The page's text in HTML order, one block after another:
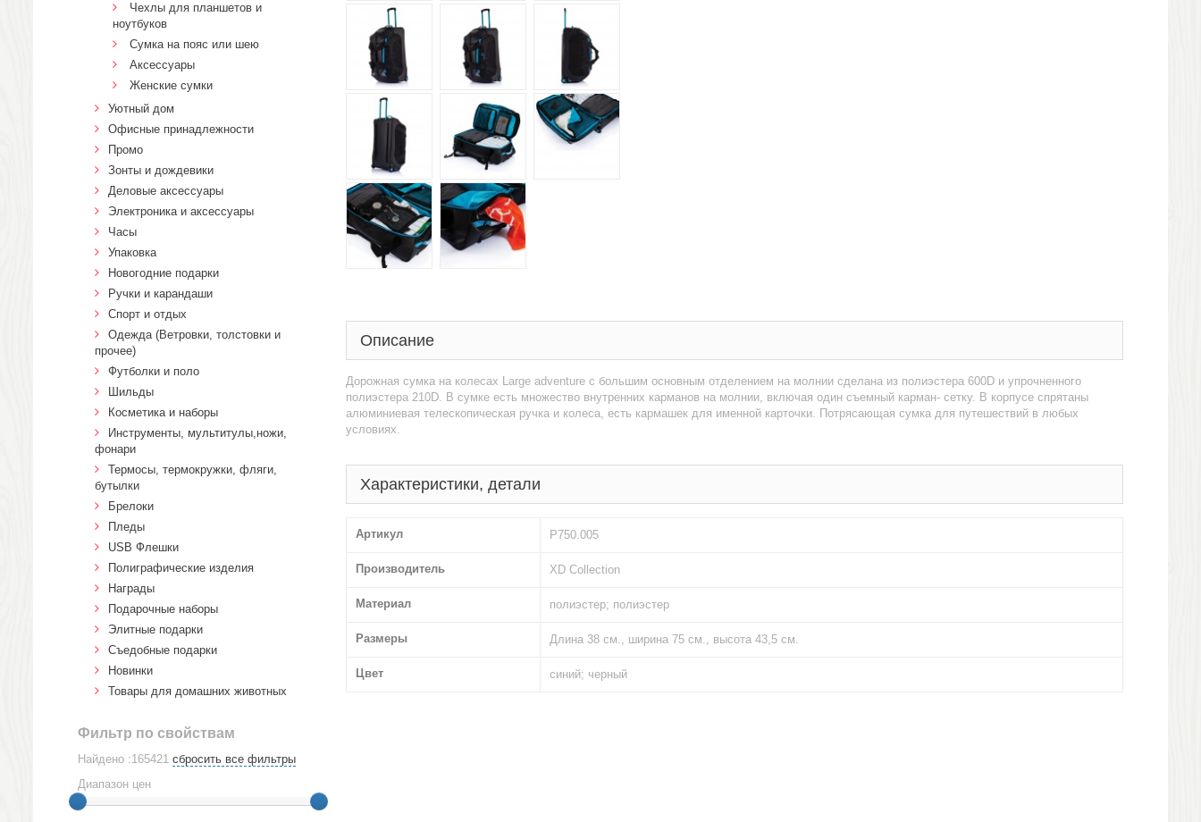
Описание
Дорожная сумка на колесах Large adventure с большим основным отделением на молнии сделана из полиэстера 600D и упрочненного
полиэстера 210D. В сумке есть множество внутренних карманов на молнии, включая один съемный карман- сетку. В корпусе спрятаны
алюминиевая телескопическая ручка и колеса, есть кармашек для именной карточки. Потрясающая сумка для путешествий в любых
условиях.
Характеристики, детали
Артикул P750.005
Производитель XD Collection
Материал полиэстер; полиэстер
Размеры Длина 38 см., ширина 75 см., высота 43,5 см.
Цвет синий; черный
Чехлы для планшетов и
ноутбуков
Сумка на пояс или шею
Аксессуары
Женские сумки
Уютный дом
Офисные принадлежности
Промо
Зонты и дождевики
Деловые аксессуары
Электроника и аксессуары
Часы
Упаковка
Новогодние подарки
Ручки и карандаши
Спорт и отдых
Одежда (Ветровки, толстовки и
прочее)
Футболки и поло
Шильды
Косметика и наборы
Инструменты, мультитулы,ножи,
фонари
Термосы, термокружки, фляги,
бутылки
Брелоки
Пледы
USB Флешки
Полиграфические изделия
Награды
Подарочные наборы
Элитные подарки
Cъедобные подарки
Новинки
Товары для домашних животных
Фильтр по свойствам
Найдено :165421 сбросить все фильтры
Диапазон цен